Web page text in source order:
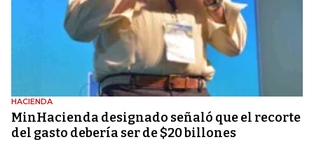
HACIENDA
MinHacienda designado señaló que el recorte
del gasto debería ser de $20 billones